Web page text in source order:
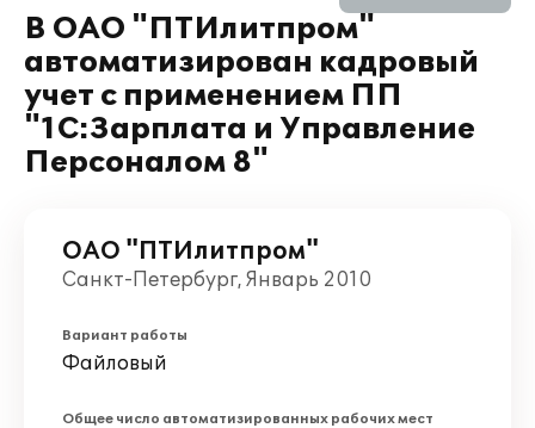
В ОАО "ПТИлитпром"
автоматизирован кадровый
учет с применением ПП
"1С:Зарплата и Управление
Персоналом 8"
ОАО "ПТИлитпром"
Санкт-Петербург, Январь 2010
Вариант работы
Файловый
Общее число автоматизированных рабочих мест